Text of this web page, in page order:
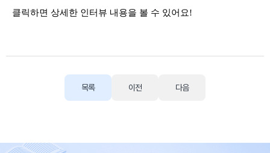
클릭하면 상세한 인터뷰 내용을 볼 수 있어요!
목록 이전 다음